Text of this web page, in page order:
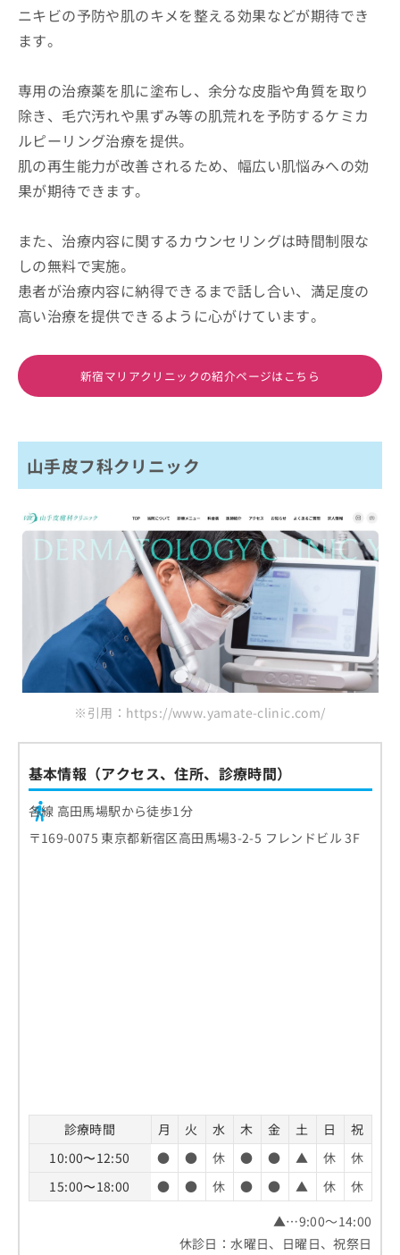
ニキビの予防や肌のキメを整える効果などが期待でき
ます。
専用の治療薬を肌に塗布し、余分な皮脂や角質を取り
除き、毛穴汚れや黒ずみ等の肌荒れを予防するケミカ
ルピーリング治療を提供。
肌の再生能力が改善されるため、幅広い肌悩みへの効
果が期待できます。
また、治療内容に関するカウンセリングは時間制限な
しの無料で実施。
患者が治療内容に納得できるまで話し合い、満足度の
高い治療を提供できるように心がけています。
新宿マリアクリニックの紹介ページはこちら
山手皮フ科クリニック
※引用：https://www.yamate-clinic.com/
基本情報（アクセス、住所、診療時間）
各線 高田馬場駅から徒歩1分
〒169-0075 東京都新宿区高田馬場3-2-5 フレンドビル 3F
診療時間 月 火 水 木 金 土 日
祝
10:00〜12:50
● ● 休 ● ● ▲ 休
休
15:00〜18:00
● ● 休 ● ● ▲ 休
休
▲…9:00～14:00
休診日：水曜日、日曜日、祝祭日